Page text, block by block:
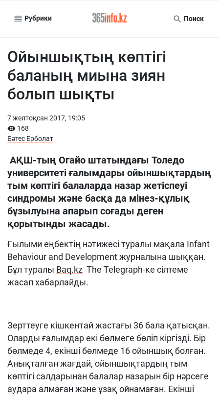
Рубрики Поиск
Ойыншықтың көптігі
баланың миына зиян
болып шықты
7 желтоқсан 2017, 19:05
168
Бәтес Ерболат
АҚШ-тың Огайо штатындағы Толедо
университеті ғалымдары ойыншықтардың
тым көптігі балаларда назар жетіспеуі
синдромы және басқа да мінез-құлық
бұзылуына апарып соғады деген
қорытынды жасады.
Ғылыми еңбектің нәтижесі туралы мақала Infant
Behaviour and Development журналына шыққан.
Бұл туралы Baq.kz The Telegraph-ке сілтеме
жасап хабарлайды.
Зерттеуге кішкентай жастағы 36 бала қатысқан.
Оларды ғалымдар екі бөлмеге бөліп кіргізді. Бір
бөлмеде 4, екінші бөлмеде 16 ойыншық болған.
Анықталған жағдай, ойыншықтардың тым
көптігі салдарынан балалар назарын бір нәрсеге
аудара алмаған және ұзақ ойнамаған. Екінші